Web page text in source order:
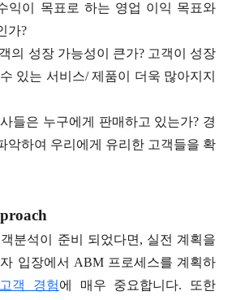
익이 목표로 하는 영업 이익 목표와
가?
의 성장 가능성이 큰가? 고객이 성장
있는 서비스/ 제품이 더욱 많아지지
들은 누구에게 판매하고 있는가? 경
악하여 우리에게 유리한 고객들을 확
분석이 준비 되었다면, 실전 계획을
입장에서 ABM 프로세스를 계획하
고객 경험에 매우 중요합니다. 또한